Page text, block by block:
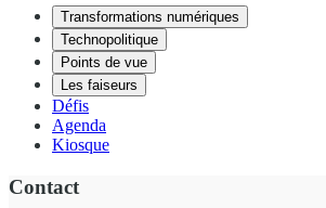
Transformations numériques
Technopolitique
Points de vue
Les faiseurs
Défis
Agenda
Kiosque
Contact